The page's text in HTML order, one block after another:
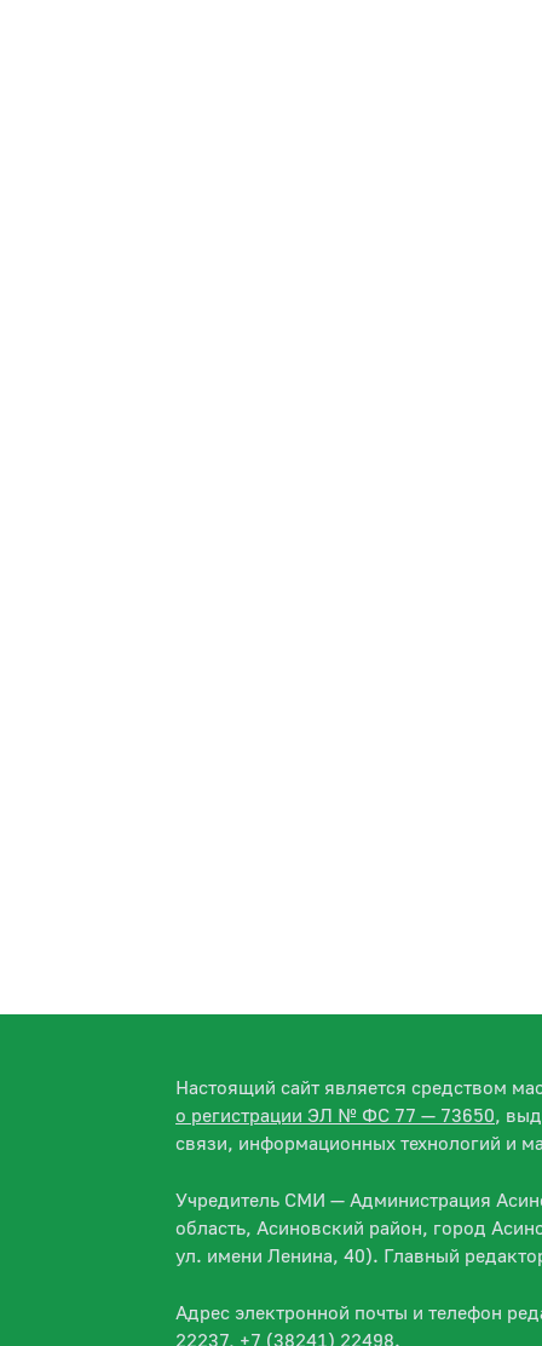
Настоящий сайт является средством
о регистрации ЭЛ № ФС 77 — 73650,
связи, информационных технологий и
Учредитель СМИ — Администрация
область, Асиновский район, город
ул. имени Ленина, 40). Главный
Адрес электронной почты и телефон
22237, +7 (38241) 22498.